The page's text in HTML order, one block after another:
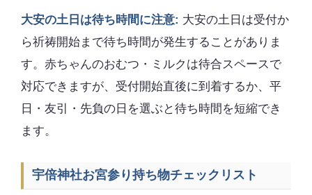
大安の土日は待ち時間に注意: 大安の土日は受付か
ら祈祷開始まで待ち時間が発生することがありま
す。赤ちゃんのおむつ・ミルクは待合スペースで
対応できますが、受付開始直後に到着するか、平
日・友引・先負の日を選ぶと待ち時間を短縮でき
ます。
宇倍神社お宮参り持ち物チェックリスト